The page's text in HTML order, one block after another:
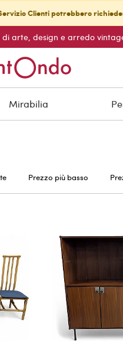
Clienti potrebbero
di arte, design e arredo
Mirabilia
Prezzo più basso